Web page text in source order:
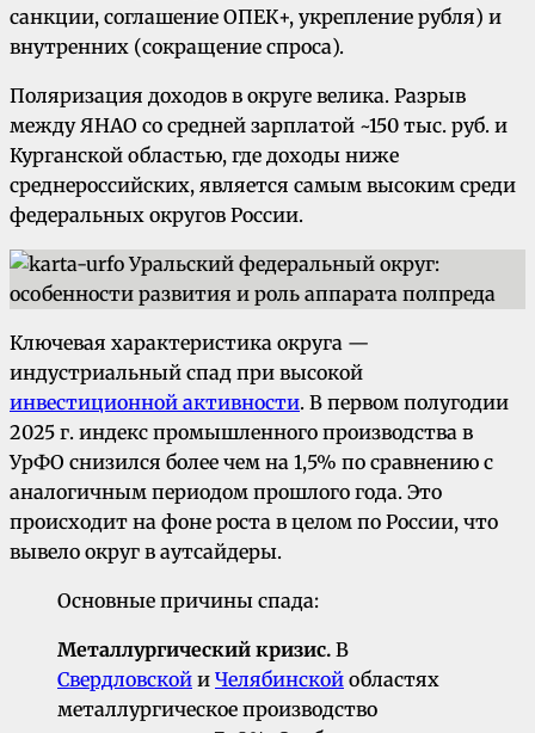
санкции, соглашение ОПЕК+, укрепление рубля) и
внутренних (сокращение спроса).
Поляризация доходов в округе велика. Разрыв
между ЯНАО со средней зарплатой ~150 тыс. руб. и
Курганской областью, где доходы ниже
среднероссийских, является самым высоким среди
федеральных округов России.
Ключевая характеристика округа —
индустриальный спад при высокой
инвестиционной активности. В первом полугодии
2025 г. индекс промышленного производства в
УрФО снизился более чем на 1,5% по сравнению с
аналогичным периодом прошлого года. Это
происходит на фоне роста в целом по России, что
вывело округ в аутсайдеры.
Основные причины спада:
Металлургический кризис. В
Свердловской и Челябинской областях
металлургическое производство